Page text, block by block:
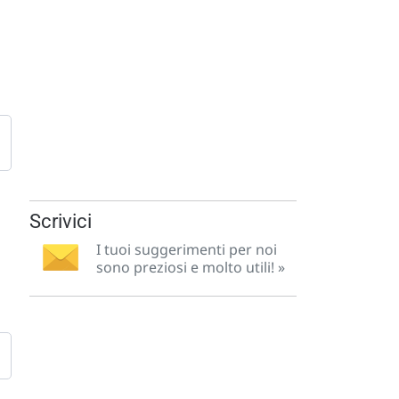
Scrivici
I tuoi suggerimenti per noi
sono preziosi e molto utili! »